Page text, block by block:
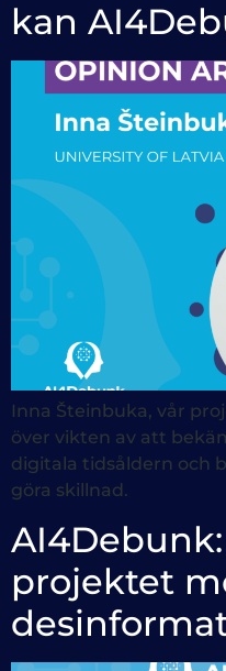
kan
Inna Šteinbuka, vår
över vikten av att
digitala tidsåldern och
göra skillnad.
projektet